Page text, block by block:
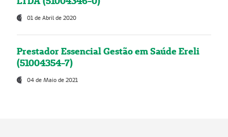
01 de Abril de 2020
Prestador Essencial Gestão em Saúde Ereli
(51004354-7)
04 de Maio de 2021